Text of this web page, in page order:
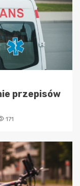
przepisów
171